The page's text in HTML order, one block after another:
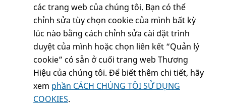
các trang web của chúng tôi. Bạn có thể
chỉnh sửa tùy chọn cookie của mình bất kỳ
lúc nào bằng cách chỉnh sửa cài đặt trình
duyệt của mình hoặc chọn liên kết “Quản lý
cookie” có sẵn ở cuối trang web Thương
Hiệu của chúng tôi. Để biết thêm chi tiết, hãy
xem phần CÁCH CHÚNG TÔI SỬ DỤNG
COOKIES.